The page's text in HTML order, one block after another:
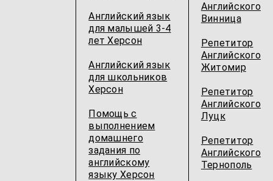
Английский язык
для малышей 3-4
лет Херсон
Английский язык
для школьников
Херсон
Помощь с
выполнением
домашнего
задания по
английскому
языку Херсон
Английского
Винница
Репетитор
Английского
Житомир
Репетитор
Английского
Луцк
Репетитор
Английского
Тернополь